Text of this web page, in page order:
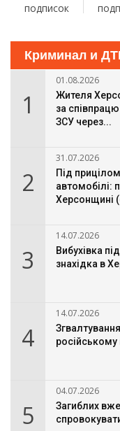
подписок
Криминал и
1
01.08.2026
Жителя
за
ЗСУ через...
2
31.07.2026
Під
автомобілі:
Херсонщині
3
14.07.2026
Вибухівка
знахідка в
4
14.07.2026
5
04.07.2026
Загиблих